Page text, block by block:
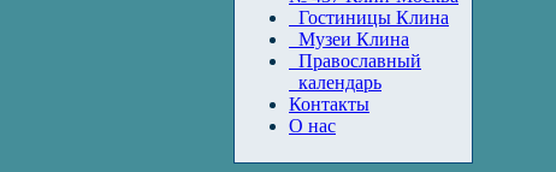
Гостиницы Клина
Музеи Клина
Православный
календарь
Контакты
О нас